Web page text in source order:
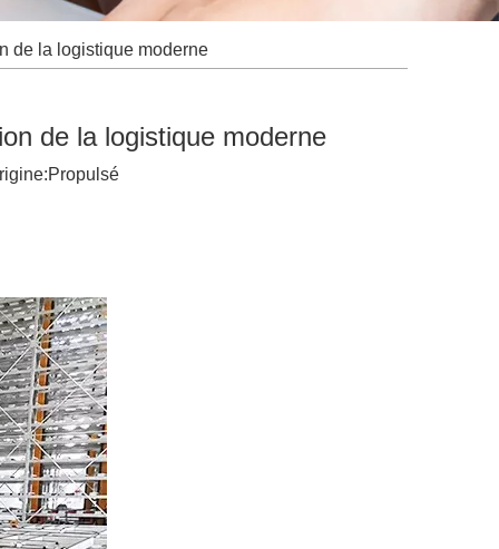
de la logistique moderne
de la logistique moderne
Propulsé